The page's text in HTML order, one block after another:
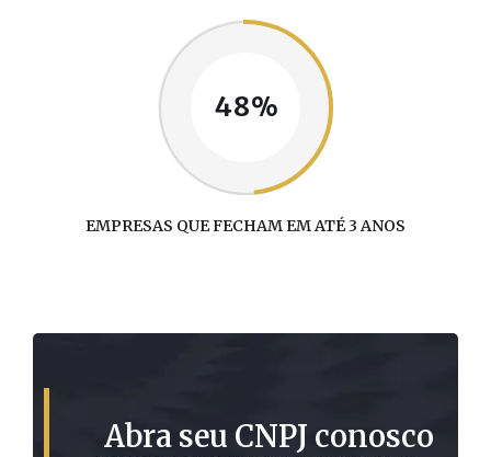
48%
EMPRESAS QUE FECHAM EM ATÉ 3 ANOS
Abra seu CNPJ conosco